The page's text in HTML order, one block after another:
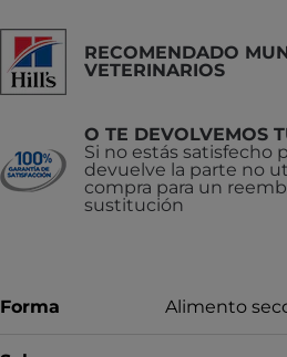
RECOMENDADO
VETERINARIOS
O TE DEVOLVEMOS
Si no estás satisfecho
devuelve la parte no
compra para un
sustitución
Forma Alimento